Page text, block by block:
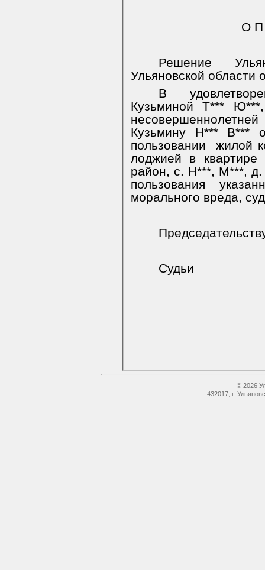
О П
Решение
Ульяновской области
В
Кузьминой Т***
Кузьмину Н*** В***
пользовании
жилой
лоджией в
район, с. Н***, М***, д.
пользования
морального вреда,
Судьи
© 2026
432017, г.